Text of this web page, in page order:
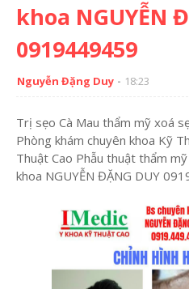
khoa NGUYỄN
0919449459
Nguyễn Đặng Duy 18:23
Trị sẹo Cà Mau thẩm mỹ xoá
Phòng khám chuyên khoa Kỹ
Thuật Cao Phẫu thuật thẩm
khoa NGUYỄN ĐẶNG DUY